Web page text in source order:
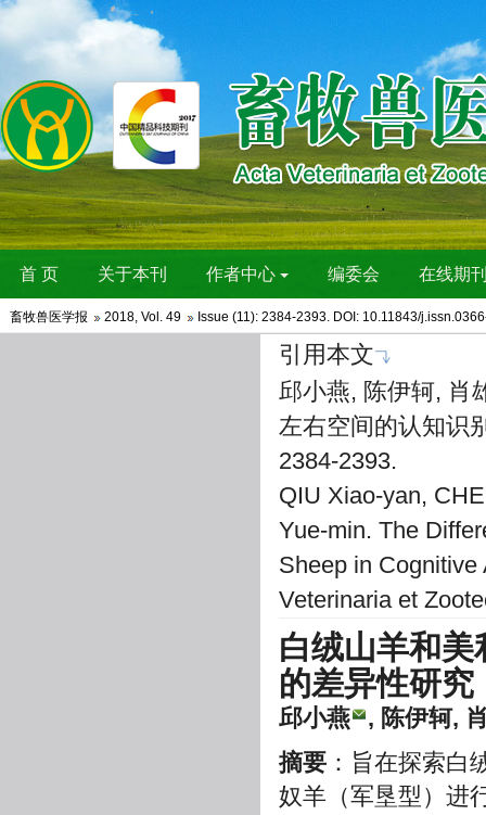
畜牧兽医学报 2018, Vol. 49 Issue (11): 2384-2393. DOI: 10.11843/
引用本文
邱小燕, 陈伊轲, 肖
左右空间的认知识
2384-2393.
QIU Xiao-yan,
Yue-min. The
Sheep in
Veterinaria et
白绒山羊和
的差异性研究
邱小燕
, 陈伊轲,
摘要 ：旨在探索白
奴羊（军垦型）进